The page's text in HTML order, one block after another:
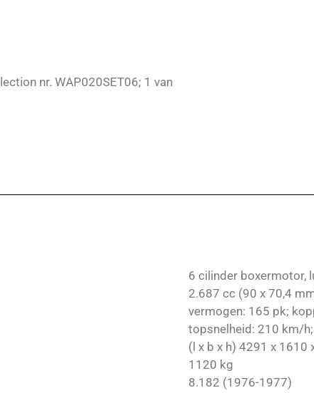
nr. WAP020SET06; 1 van
6 cilinder boxermotor,
2.687 cc (90 x 70,4
vermogen: 165 pk;
topsnelheid: 210 km/
(l x b x h) 4291 x
1120 kg
8.182 (1976-1977)